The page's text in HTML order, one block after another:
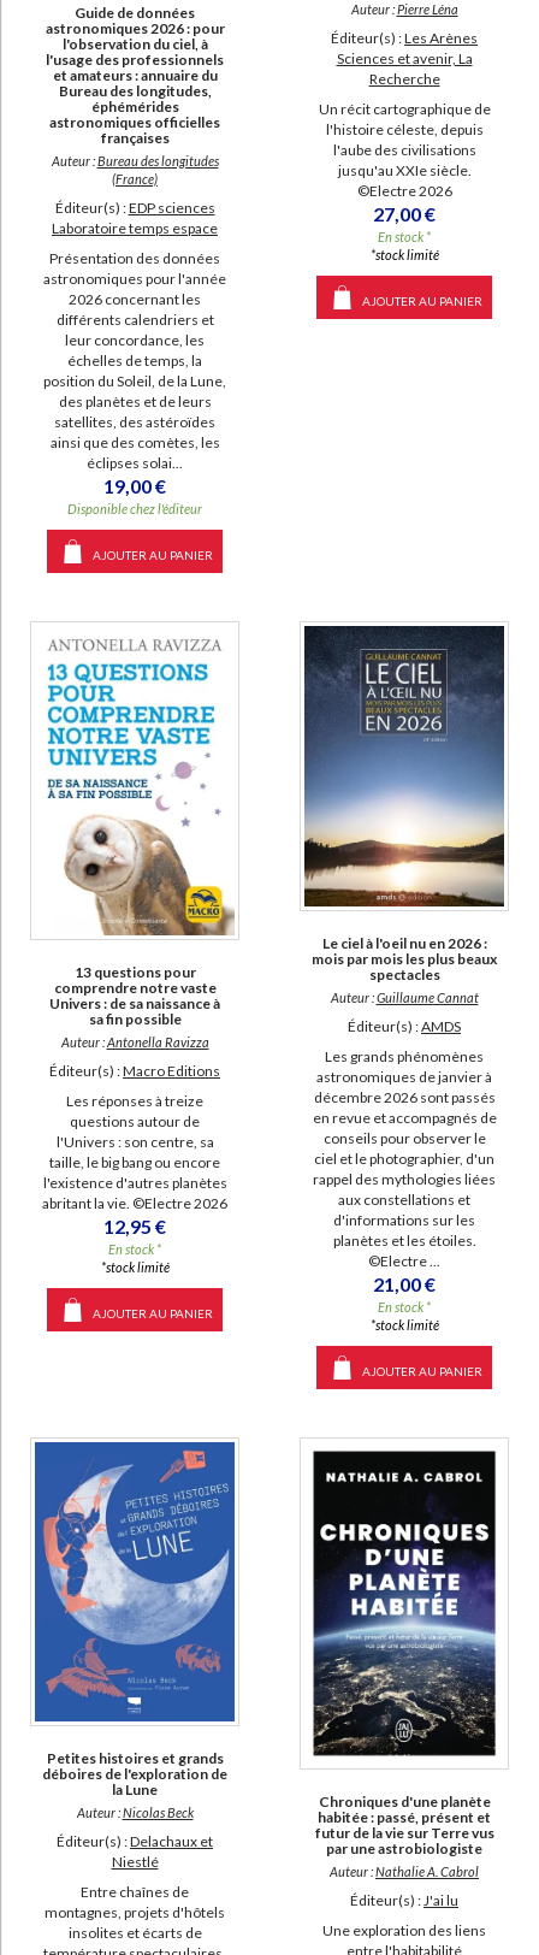
Guide de données
astronomiques 2026 : pour
l'observation du ciel, à
l'usage des professionnels
et amateurs : annuaire du
Bureau des longitudes,
éphémérides
astronomiques officielles
françaises
Auteur :Bureau des longitudes
(France)
Éditeur(s) :EDP sciences
Laboratoire temps espace
Présentation des données
astronomiques pour l'année
2026 concernant les
différents calendriers et
leur concordance, les
échelles de temps, la
position du Soleil, de la Lune,
des planètes et de leurs
satellites, des astéroïdes
ainsi que des comètes, les
éclipses solai...
19,00 €
Disponible chez l'éditeur
AJOUTER AU PANIER
Auteur :Pierre Léna
Éditeur(s) :Les Arènes
Sciences et avenir, La
Recherche
Un récit cartographique de
l'histoire céleste, depuis
l'aube des civilisations
jusqu'au XXIe siècle.
©Electre 2026
27,00 €
En stock *
*stock limité
AJOUTER AU PANIER
13 questions pour
comprendre notre vaste
Univers : de sa naissance à
sa fin possible
Auteur :Antonella Ravizza
Éditeur(s) :Macro Editions
Les réponses à treize
questions autour de
l'Univers : son centre, sa
taille, le big bang ou encore
l'existence d'autres planètes
abritant la vie. ©Electre 2026
12,95 €
En stock *
*stock limité
AJOUTER AU PANIER
Le ciel à l'oeil nu en 2026 :
mois par mois les plus beaux
spectacles
Auteur :Guillaume Cannat
Éditeur(s) :AMDS
Les grands phénomènes
astronomiques de janvier à
décembre 2026 sont passés
en revue et accompagnés de
conseils pour observer le
ciel et le photographier, d'un
rappel des mythologies liées
aux constellations et
d'informations sur les
planètes et les étoiles.
©Electre ...
21,00 €
En stock *
*stock limité
AJOUTER AU PANIER
Petites histoires et grands
déboires de l'exploration de
la Lune
Auteur :Nicolas Beck
Éditeur(s) :Delachaux et
Niestlé
Entre chaînes de
montagnes, projets d'hôtels
insolites et écarts de
Chroniques d'une planète
habitée : passé, présent et
futur de la vie sur Terre vus
par une astrobiologiste
Auteur :Nathalie A. Cabrol
Éditeur(s) :J'ai lu
Une exploration des liens
entre l'habitabilité